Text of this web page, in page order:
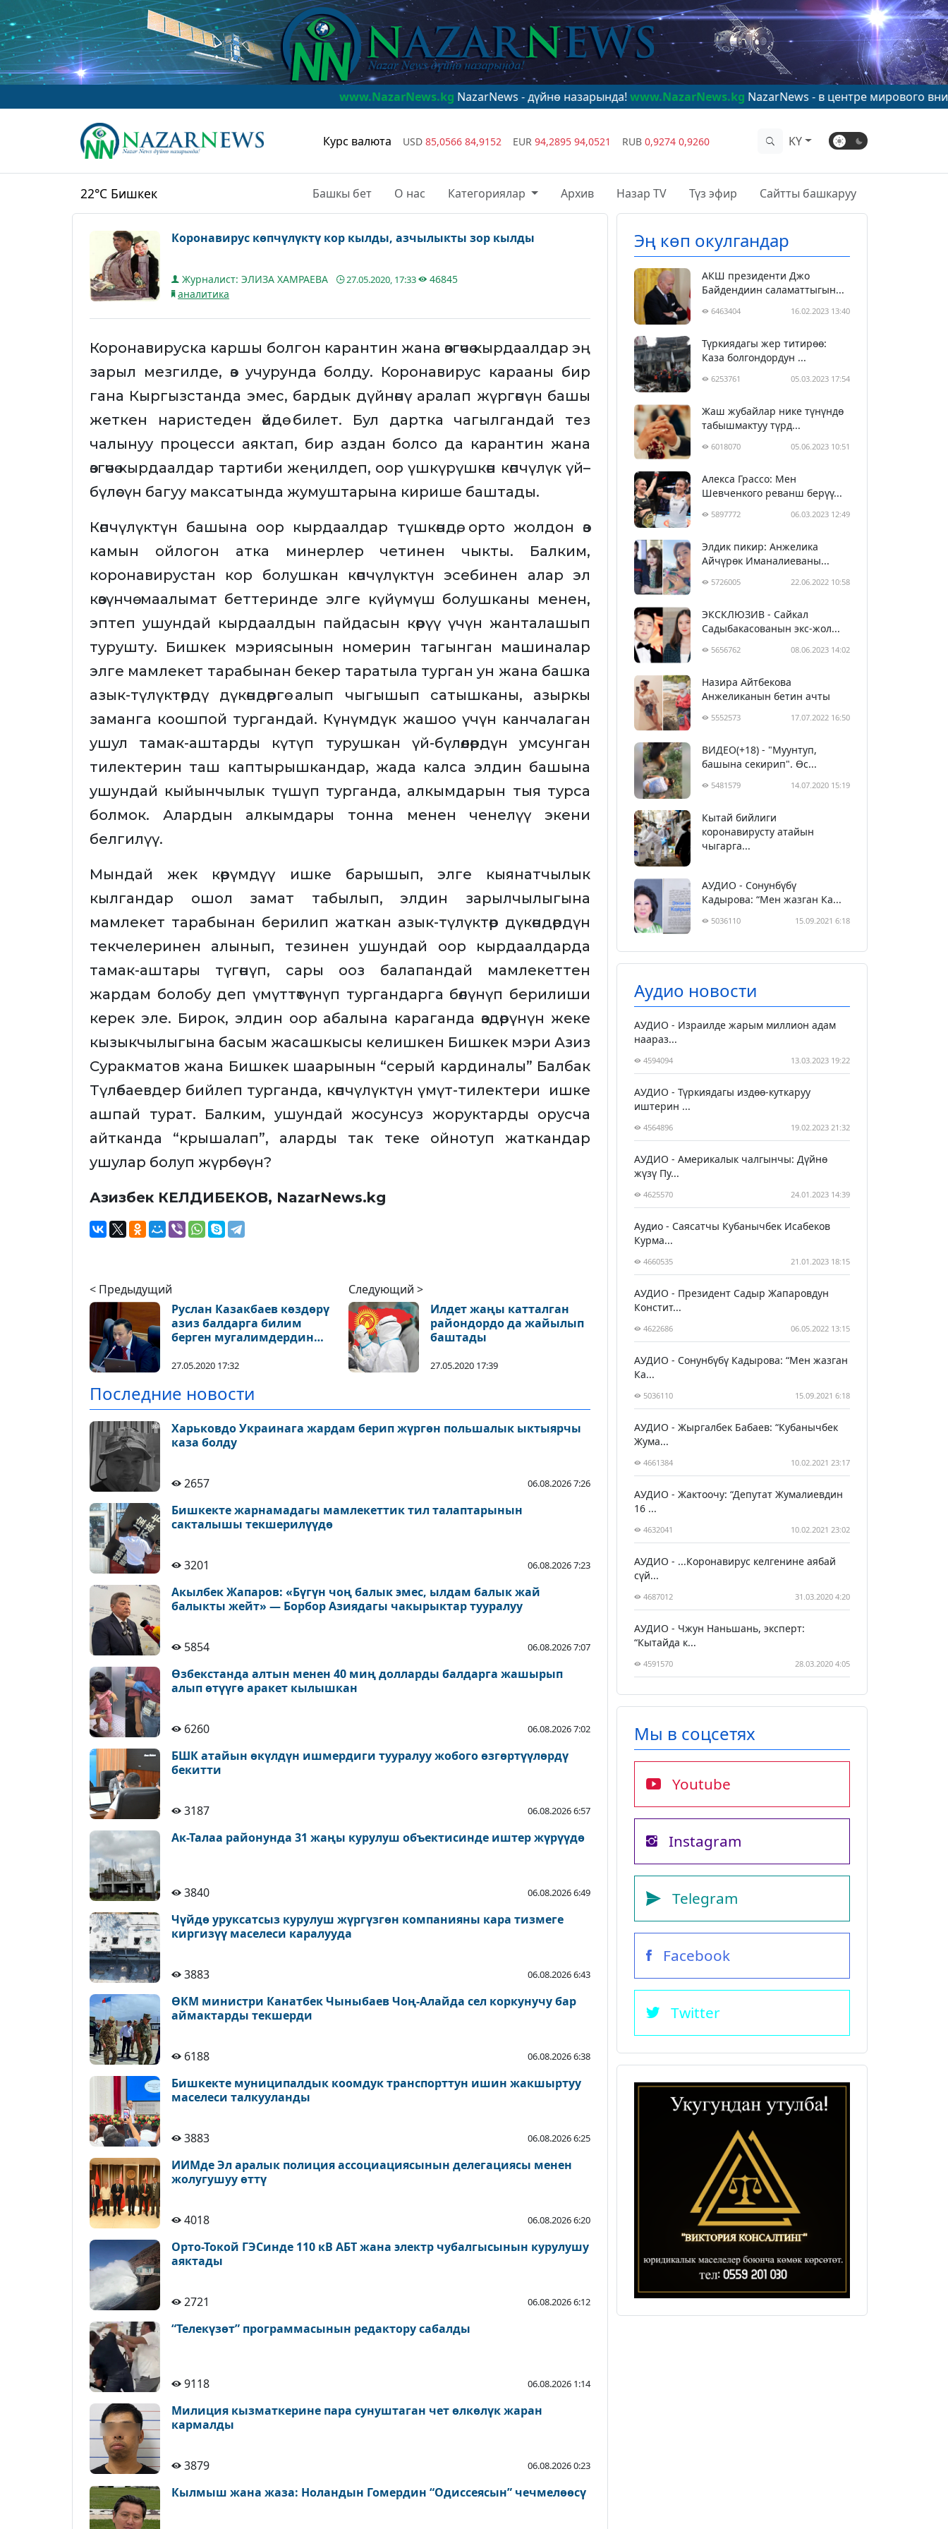
www.NazarNews.kgNazarNews - дүйнө назарында!www.NazarNews.kgNazarNews - в центре мирового внимания!
Курс валюта USD 85,0566 84,9152 EUR 94,2895 94,0521 RUB 0,9274 0,9260 KY
22°C Бишкек Башкы бет О нас Категориялар Архив Назар TV Түз эфир Сайтты башкаруу
Коронавирус көпчүлүктү кор кылды, азчылыкты зор кылды
Журналист: ЭЛИЗА ХАМРАЕВА 27.05.2020, 17:33
46845
аналитика
Коронавируска каршы болгон карантин жана өзгөчө кырдаалдар эң
зарыл мезгилде, өз учурунда болду. Коронавирус карааны бир
гана Кыргызстанда эмес, бардык дүйнөнү аралап жүргөнүн башы
жеткен наристеден өйдө билет. Бул дартка чагылгандай тез
чалынуу процесси аяктап, бир аздан болсо да карантин жана
өзгөчө кырдаалдар тартиби жеңилдеп, оор үшкүрүшкөн көпчүлүк үй–
бүлөсүн багуу максатында жумуштарына кирише баштады.
Көпчүлүктүн башына оор кырдаалдар түшкөндө, орто жолдон өз
камын ойлогон атка минерлер четинен чыкты. Балким,
коронавирустан кор болушкан көпчүлүктүн эсебинен алар эл
көзүнчө маалымат беттеринде элге күйүмүш болушканы менен,
эптеп ушундай кырдаалдын пайдасын көрүү үчүн жанталашып
турушту. Бишкек мэриясынын номерин тагынган машиналар
элге мамлекет тарабынан бекер таратыла турган ун жана башка
азык-түлүктөрдү дүкөндөргө алып чыгышып сатышканы, азыркы
заманга коошпой тургандай. Күнүмдүк жашоо үчүн канчалаган
ушул тамак-аштарды күтүп турушкан үй-бүлөөлөрдүн умсунган
тилектерин таш каптырышкандар, жада калса элдин башына
ушундай кыйынчылык түшүп турганда, алкымдарын тыя турса
болмок. Алардын алкымдары тонна менен ченелүү экени
белгилүү.
Мындай жек көрүмдүү ишке барышып, элге кыянатчылык
кылгандар ошол замат табылып, элдин зарылчылыгына
мамлекет тарабынан берилип жаткан азык-түлүктөр дүкөндөрдүн
текчелеринен алынып, тезинен ушундай оор кырдаалдарда
тамак-аштары түгөнүп, сары ооз балапандай мамлекеттен
жардам болобу деп үмүттөтүнүп тургандарга бөлүнүп берилиши
керек эле. Бирок, элдин оор абалына караганда өздөрүнүн жеке
кызыкчылыгына басым жасашкысы келишкен Бишкек мэри Азиз
Суракматов жана Бишкек шаарынын “серый кардиналы” Балбак
Түлөбаевдер бийлеп турганда, көпчүлүктүн үмүт-тилектери ишке
ашпай турат. Балким, ушундай жосунсуз жоруктарды орусча
айтканда “крышалап”, аларды так теке ойнотуп жаткандар
ушулар болуп жүрбөсүн?
Азизбек КЕЛДИБЕКОВ, NazarNews.kg
< Предыдущий
Руслан Казакбаев көздөрү
азиз балдарга билим
берген мугалимдердин
экенин сурады
27.05.2020 17:32
Следующий >
Илдет жаңы катталган
райондордо да жайылып
баштады
27.05.2020 17:39
Последние новости
Харьковдо Украинага жардам берип жүргөн польшалык ыктыярчы
каза болду
2657 06.08.2026 7:26
Бишкекте жарнамадагы мамлекеттик тил талаптарынын
сакталышы текшерилүүдө
3201 06.08.2026 7:23
Акылбек Жапаров: «Бүгүн чоң балык эмес, ылдам балык жай
балыкты жейт» — Борбор Азиядагы чакырыктар тууралуу
5854 06.08.2026 7:07
Өзбекстанда алтын менен 40 миң долларды балдарга жашырып
алып өтүүгө аракет кылышкан
6260 06.08.2026 7:02
БШК атайын өкүлдүн ишмердиги тууралуу жобого өзгөртүүлөрдү
бекитти
3187 06.08.2026 6:57
Ак-Талаа районунда 31 жаңы курулуш объектисинде иштер жүрүүдө
3840 06.08.2026 6:49
Чүйдө уруксатсыз курулуш жүргүзгөн компанияны кара тизмеге
киргизүү маселеси каралууда
3883 06.08.2026 6:43
ӨКМ министри Канатбек Чыныбаев Чоң-Алайда сел коркунучу бар
аймактарды текшерди
6188 06.08.2026 6:38
Бишкекте муниципалдык коомдук транспорттун ишин жакшыртуу
маселеси талкууланды
3883 06.08.2026 6:25
ИИМде Эл аралык полиция ассоциациясынын делегациясы менен
жолугушуу өттү
4018 06.08.2026 6:20
Орто-Токой ГЭСинде 110 кВ АБТ жана электр чубалгысынын курулушу
аяктады
2721 06.08.2026 6:12
“Телекүзөт” программасынын редактору сабалды
9118 06.08.2026 1:14
Милиция кызматкерине пара сунуштаган чет өлкөлүк жаран
кармалды
3879 06.08.2026 0:23
Кылмыш жана жаза: Ноландын Гомердин “Одиссеясын” чечмелөөсү
Эң көп окулгандар
АКШ президенти Джо
Байдендиин саламаттыгын...
6463404 16.02.2023 13:40
Түркиядагы жер титирөө:
Каза болгондордун ...
6253761 05.03.2023 17:54
Жаш жубайлар нике түнүндө
табышмактуу түрд...
6018070 05.06.2023 10:51
Алекса Грассо: Мен
Шевченкого реванш берүү...
5897772 06.03.2023 12:49
Элдик пикир: Анжелика
Айчүрөк Иманалиеваны...
5726005 22.06.2022 10:58
ЭКСКЛЮЗИВ - Сайкал
Садыбакасованын экс-жол...
5656762 08.06.2023 14:02
Назира Айтбекова
Анжеликанын бетин ачты
5552573 17.07.2022 16:50
ВИДЕО(+18) - "Муунтуп,
башына секирип". Өс...
5481579 14.07.2020 15:19
Кытай бийлиги
коронавирусту атайын
чыгарга...
АУДИО - Сонунбүбү
Кадырова: “Мен жазган Ка...
5036110 15.09.2021 6:18
Аудио новости
АУДИО - Израилде жарым миллион адам
наараз...
4594094 13.03.2023 19:22
АУДИО - Түркиядагы издөө-куткаруу
иштерин ...
4564896 19.02.2023 21:32
АУДИО - Америкалык чалгынчы: Дүйнө
жүзү Пу...
4625570 24.01.2023 14:39
Аудио - Саясатчы Кубанычбек Исабеков
Курма...
4660535 21.01.2023 18:15
АУДИО - Президент Садыр Жапаровдун
Констит...
4622686 06.05.2022 13:15
АУДИО - Сонунбүбү Кадырова: “Мен жазган
Ка...
5036110 15.09.2021 6:18
АУДИО - Жыргалбек Бабаев: “Кубанычбек
Жума...
4661384 10.02.2021 23:17
АУДИО - Жактоочу: “Депутат Жумалиевдин
16 ...
4632041 10.02.2021 23:02
АУДИО - ...Коронавирус келгенине аябай
сүй...
4687012 31.03.2020 4:20
АУДИО - Чжун Наньшань, эксперт:
“Кытайда к...
4591570 28.03.2020 4:05
Мы в соцсетях
Youtube
Instagram
Telegram
Facebook
Twitter